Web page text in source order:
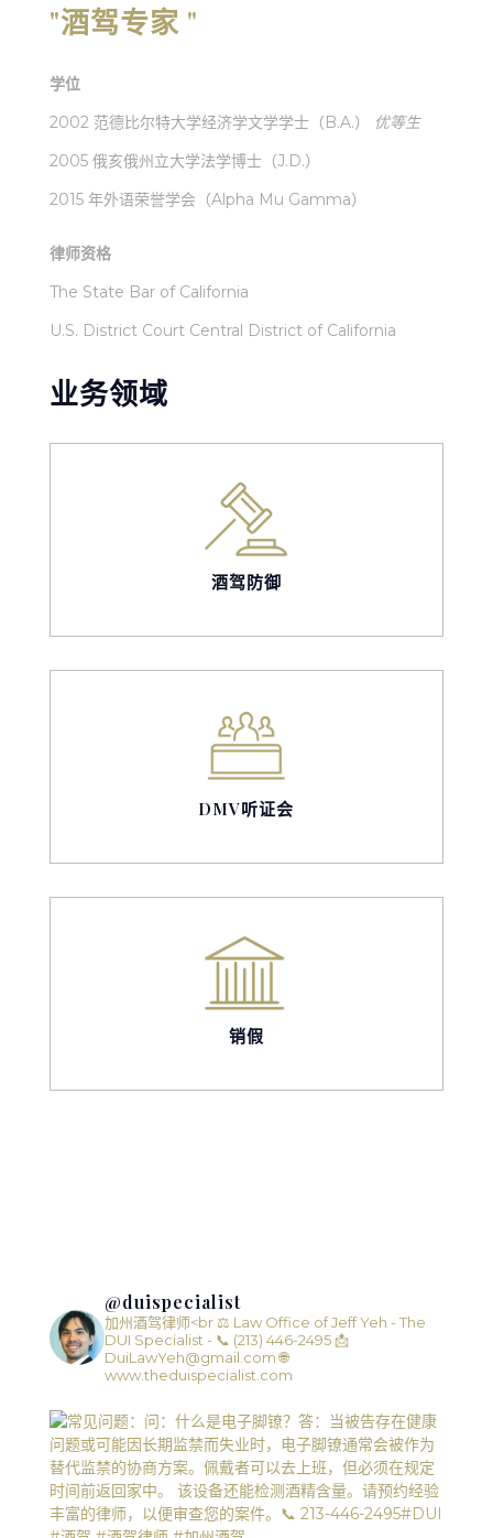
"酒驾专家 "
学位
2002 范德比尔特大学经济学文学学士（B.A.）
优等生
2005 俄亥俄州立大学法学博士（J.D.）
2015 年外语荣誉学会（Alpha Mu Gamma）
律师资格
The State Bar of California
U.S. District Court Central District of California
业务领域
酒驾防御
DMV听证会
销假
@duispecialist
加州酒驾律师<br ⚖️ Law Office of Jeff Yeh - The
DUI Specialist - 📞 (213) 446-2495📩
DuiLawYeh@gmail.com🌐
www.theduispecialist.com